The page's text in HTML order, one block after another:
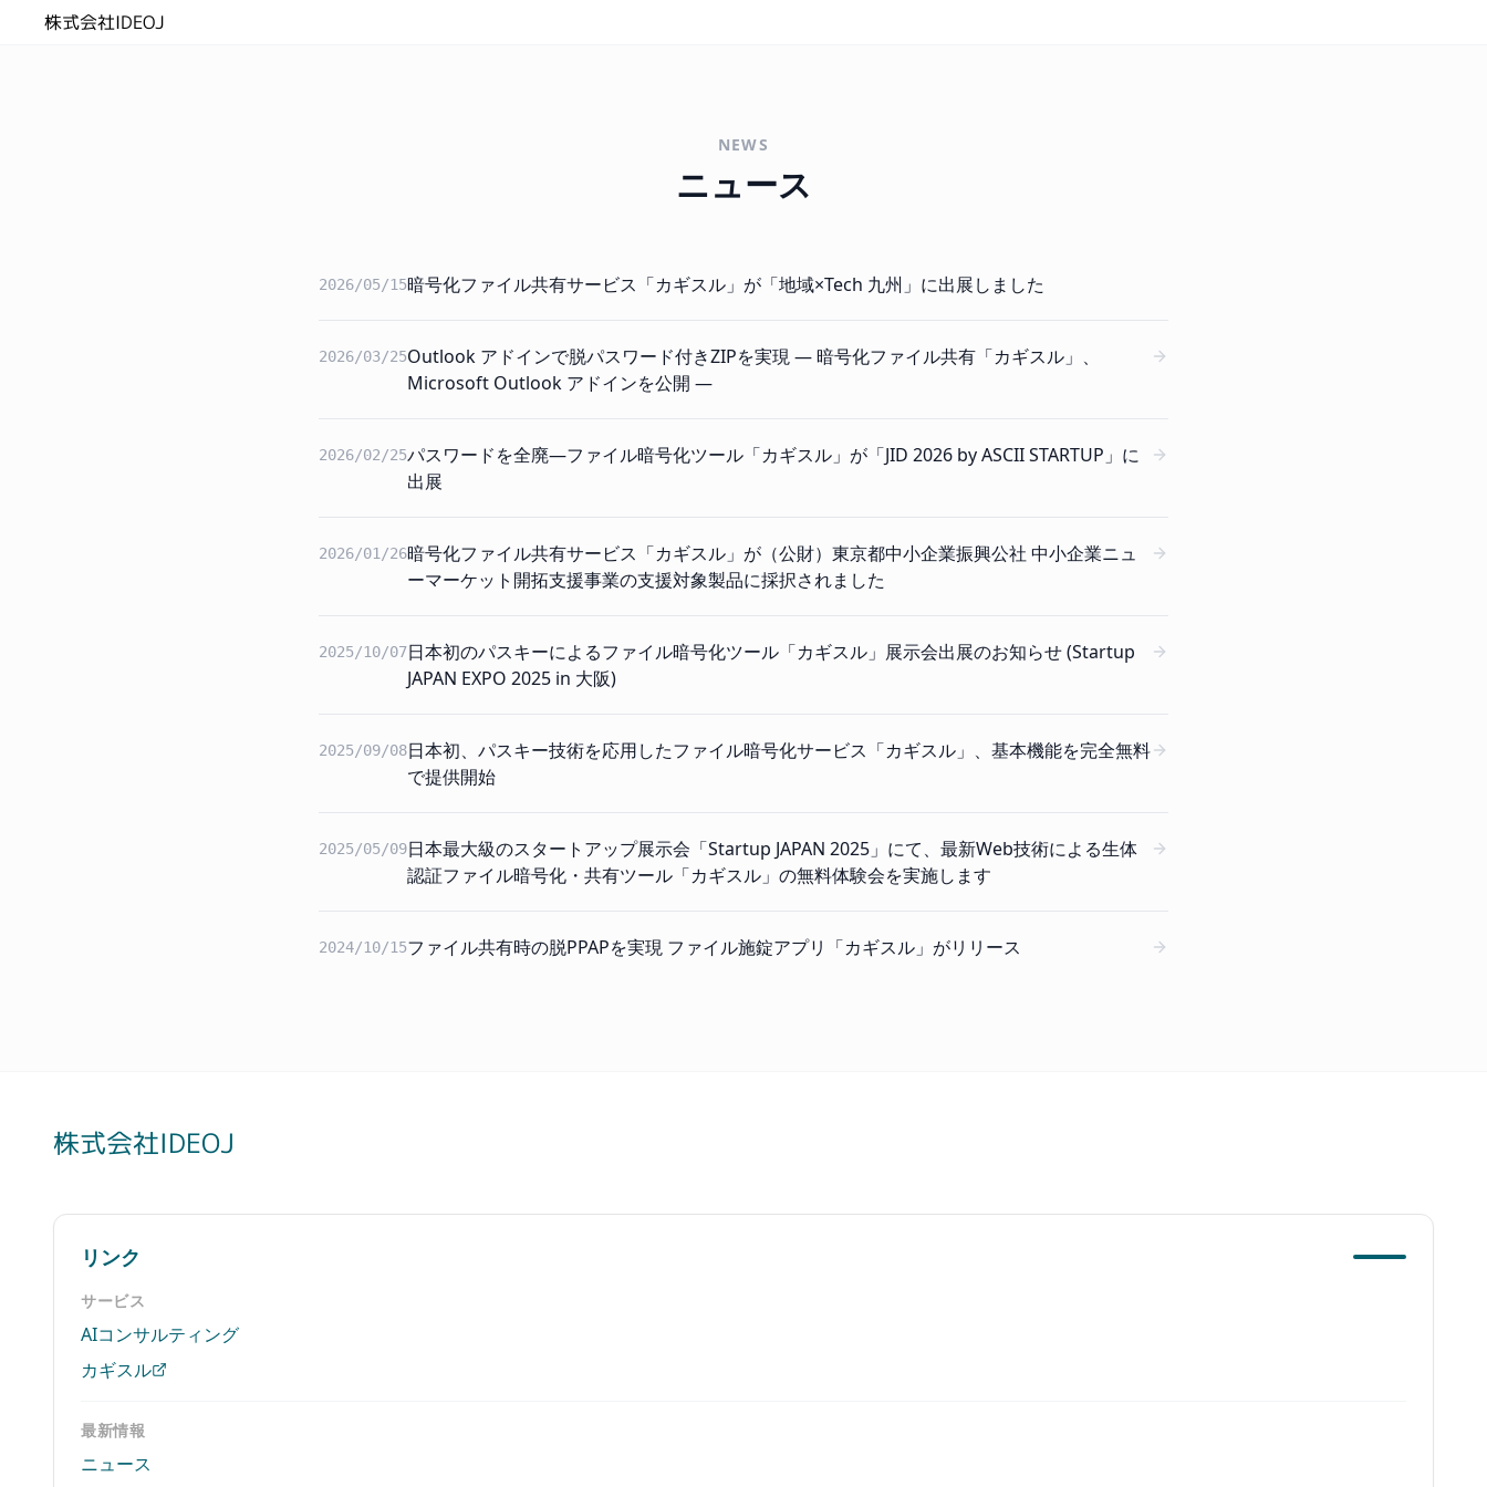
株式会社IDEOJ
NEWS
ニュース
2026/05/15暗号化ファイル共有サービス「カギスル」が「地域×Tech 九州」に出展しました
2026/03/25Outlook アドインで脱パスワード付きZIPを実現 ― 暗号化ファイル共有「カギスル」、
Microsoft Outlook アドインを公開 ―
2026/02/25パスワードを全廃—ファイル暗号化ツール「カギスル」が「JID 2026 by ASCII STARTUP」に
出展
2026/01/26暗号化ファイル共有サービス「カギスル」が（公財）東京都中小企業振興公社 中小企業ニュ
ーマーケット開拓支援事業の支援対象製品に採択されました
2025/10/07日本初のパスキーによるファイル暗号化ツール「カギスル」展示会出展のお知らせ (Startup
JAPAN EXPO 2025 in 大阪)
2025/09/08日本初、パスキー技術を応用したファイル暗号化サービス「カギスル」、基本機能を完全無料
で提供開始
2025/05/09日本最大級のスタートアップ展示会「Startup JAPAN 2025」にて、最新Web技術による生体
認証ファイル暗号化・共有ツール「カギスル」の無料体験会を実施します
2024/10/15ファイル共有時の脱PPAPを実現 ファイル施錠アプリ「カギスル」がリリース
株式会社IDEOJ
リンク
サービス
AIコンサルティング
カギスル
最新情報
ニュース